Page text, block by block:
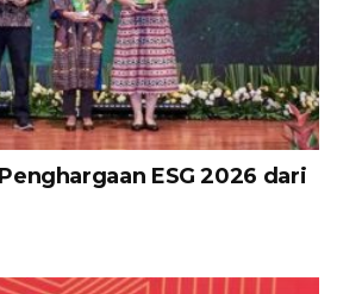
ESG 2026 dari